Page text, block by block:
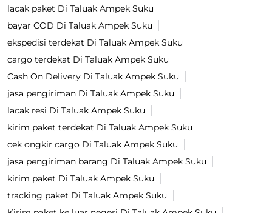
lacak paket Di Taluak Ampek Suku
bayar COD Di Taluak Ampek Suku
ekspedisi terdekat Di Taluak Ampek Suku
cargo terdekat Di Taluak Ampek Suku
Cash On Delivery Di Taluak Ampek Suku
jasa pengiriman Di Taluak Ampek Suku
lacak resi Di Taluak Ampek Suku
kirim paket terdekat Di Taluak Ampek Suku
cek ongkir cargo Di Taluak Ampek Suku
jasa pengiriman barang Di Taluak Ampek Suku
kirim paket Di Taluak Ampek Suku
tracking paket Di Taluak Ampek Suku